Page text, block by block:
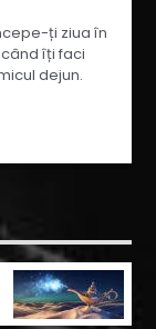
ți ziua în
îți faci
dejun.